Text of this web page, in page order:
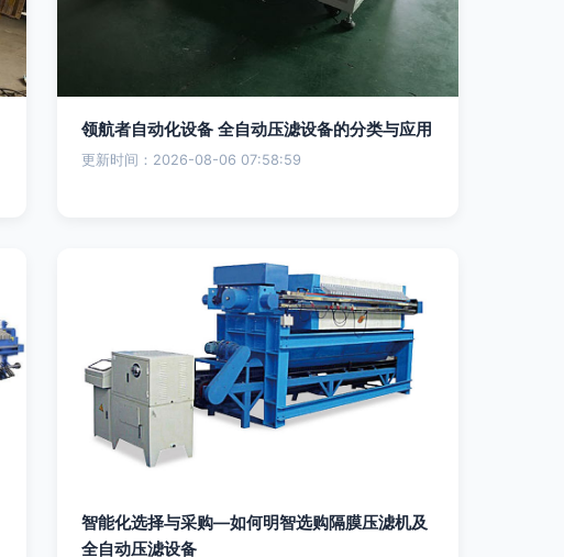
领航者自动化设备 全自动压滤设备的分类与应用
更新时间：2026-08-06 07:58:59
智能化选择与采购—如何明智选购隔膜压滤机及
全自动压滤设备